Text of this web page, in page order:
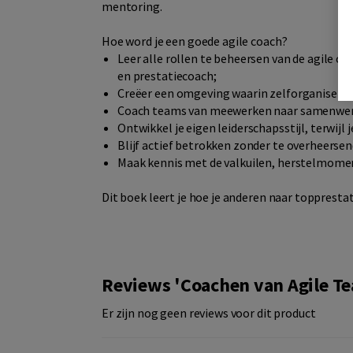
mentoring.
Hoe word je een goede agile coach?
Leer alle rollen te beheersen van de agile
en prestatiecoach;
Creëer een omgeving waarin
Coach teams van meewerken naar
Ontwikkel je eigen leiderschapsstijl, terwijl
Blijf actief betrokken zonder te
Maak kennis met de valkuilen,
Dit boek leert je hoe je anderen naar
Reviews 'Coachen van Agile
Er zijn nog geen reviews voor dit product